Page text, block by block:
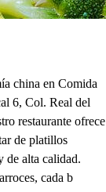
china en Comida
6, Col. Real del
restaurante ofrece
de platillos
de alta calidad.
cada b